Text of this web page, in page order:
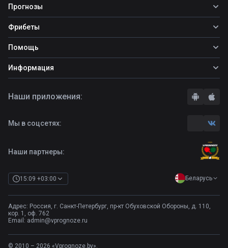
Прогнозы
Все прогнозы
Топ ставок
Прогнозы на футбол
Фрибеты
Фрибеты
Помощь
Школа ставок
Вопросы и ответы
Информация
Правила
Контакты
Наши партнеры:
15:09 +03:00 Беларусь
Адрес: Россия, г. Санкт-Петербург, пр-кт Обуховской Обороны, д. 110,
кор. 1, оф. 762
Email: admin@vprognoze.ru
Наши приложения:
Мы в соцсетях:
© 2010 – 2026 «Vprognoze.by».